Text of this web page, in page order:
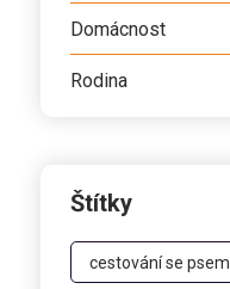
Domácnost
Rodina
Štítky
cestování se psem